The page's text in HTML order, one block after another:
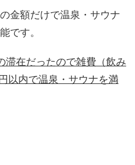
金額だけで温泉・サウナ
です。
滞在だったので雑費（飲み
以内で温泉・サウナを満